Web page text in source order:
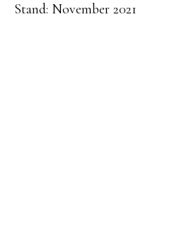
Stand: November 2021